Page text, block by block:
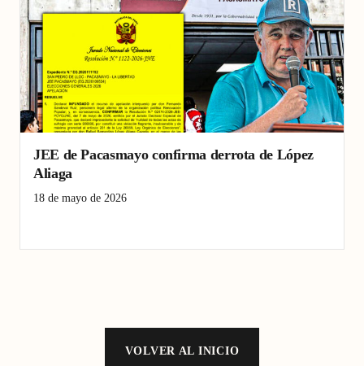
JEE de Pacasmayo confirma derrota de López
Aliaga
18 de mayo de 2026
VOLVER AL INICIO